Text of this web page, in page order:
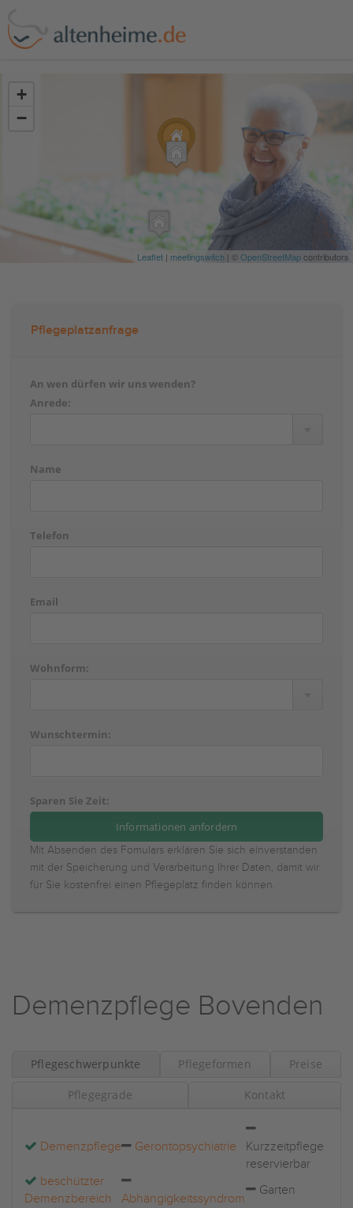
+
−
Leaflet | meetingswitch | ©OpenStreetMapcontributors
Pflegeplatzanfrage
An wen dürfen wir uns wenden?
Anrede:
Name
Telefon
Email
Wohnform:
Wunschtermin:
Sparen Sie Zeit:
Mit Absenden des Fomulars erklären Sie sich einverstanden
mit der Speicherung und Verarbeitung Ihrer Daten, damit wir
für Sie kostenfrei einen Pflegeplatz finden können.
Demenzpflege Bovenden
Pflegeschwerpunkte Pflegeformen Preise
Pflegegrade Kontakt
Demenzpflege Gerontopsychiatrie
Kurzzeitpflege
reservierbar
beschützter
Demenzbereich
Abhängigkeitssyndrom
Garten